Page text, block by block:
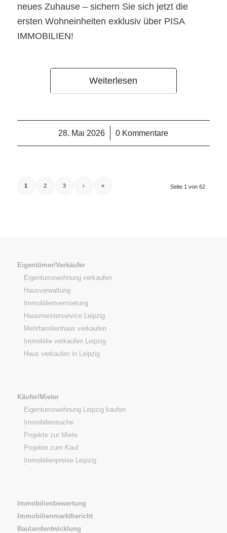
neues Zuhause – sichern Sie sich jetzt die
ersten Wohneinheiten exklusiv über PISA
IMMOBILIEN!
Weiterlesen
28. Mai 2026
/ 0 Kommentare
Seite 1 von 62
1 2 3 › »
Eigentümer/Verkäufer
Eigentumswohnung verkaufen
Hausverwaltung
Immobilienvermietung
Hausmeisterservice Leipzig
Mehrfamilienhaus verkaufen
Immobilie verkaufen Leipzig
Haus verkaufen in Leipzig
Käufer/Mieter
Eigentumswohnung Leipzig kaufen
Immobiliensuche
Projekte zur Miete
Projekte zum Kauf
Immobilienpreise Leipzig
Immobilienbewertung
Immobilienmarktbericht
Baulandentwicklung